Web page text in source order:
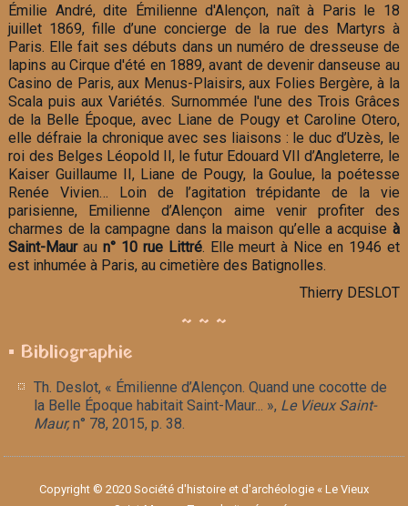
Émilie André, dite Émilienne d'Alençon, naît à Paris le 18
juillet 1869, fille d’une concierge de la rue des Martyrs à
Paris. Elle fait ses débuts dans un numéro de dresseuse de
lapins au Cirque d'été en 1889, avant de devenir danseuse au
Casino de Paris, aux Menus-Plaisirs, aux Folies Bergère, à la
Scala puis aux Variétés. Surnommée l'une des Trois Grâces
de la Belle Époque, avec Liane de Pougy et Caroline Otero,
elle défraie la chronique avec ses liaisons : le duc d’Uzès, le
roi des Belges Léopold II, le futur Edouard VII d’Angleterre, le
Kaiser Guillaume II, Liane de Pougy, la Goulue, la poétesse
Renée Vivien… Loin de l’agitation trépidante de la vie
parisienne, Emilienne d’Alençon aime venir profiter des
charmes de la campagne dans la maison qu’elle a acquise à
Saint-Maurau n° 10 rue Littré. Elle meurt à Nice en 1946 et
est inhumée à Paris, au cimetière des Batignolles.
Thierry DESLOT
~ ~ ~
▪ Bibliographie
Th. Deslot, « Émilienne d’Alençon. Quand une cocotte de
la Belle Époque habitait Saint-Maur... », Le Vieux Saint-
Maur, n° 78, 2015, p. 38.
Copyright © 2020 Société d'histoire et d'archéologie « Le Vieux